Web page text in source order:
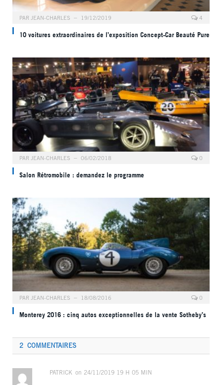
PAR JEAN-CHARLES 19/12/2019 4
10 voitures extraordinaires de l’exposition Concept-Car Beauté Pure
PAR JEAN-CHARLES 06/02/2018 0
Salon Rétromobile : demandez le programme
PAR JEAN-CHARLES 18/08/2016 0
Monterey 2016 : cinq autos exceptionnelles de la vente Sotheby’s
2 COMMENTAIRES
PATRICK on 24/11/2019 19 H 05 MIN